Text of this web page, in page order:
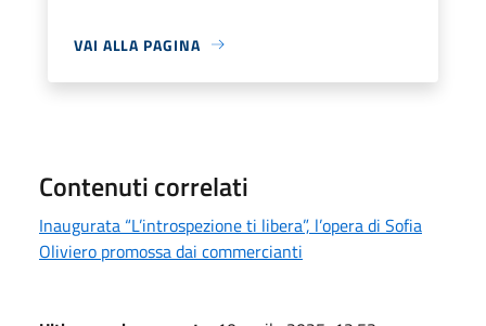
VAI ALLA PAGINA
Contenuti correlati
Inaugurata “L’introspezione ti libera”, l’opera di Sofia
Oliviero promossa dai commercianti